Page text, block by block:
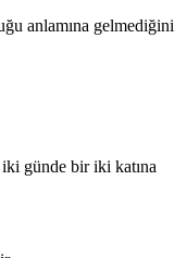
anlamına gelmediğini
günde bir iki katına